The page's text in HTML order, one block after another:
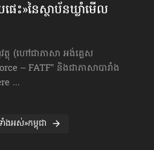
េះ»​នៃស្ថាប័ន​ឃ្លាំមើល​
ត្ថុ (ហៅ​ជា​ភាសា អង់គ្លេស
– FATF” និងជាភាសាបារាំង
...
ងអស់»កម្ពុជា